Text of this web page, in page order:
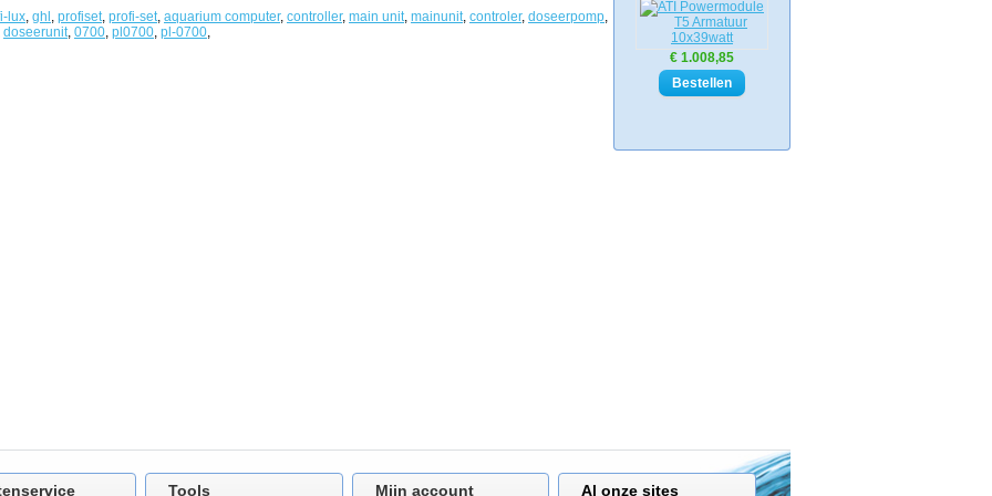
€ 1.008,85
lux, ghl , profiset, profi-set, aquarium computer, controller, main unit, mainunit, controler, doseerpomp,
doseerunit, 0700, pl0700, pl-0700,
Tools Mijn account Al onze sites